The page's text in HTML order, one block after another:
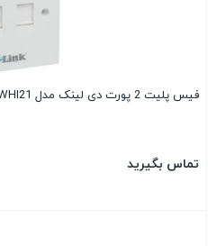
فیس پلیت 2 پورت دی لینک مدل D-Link NFP-0WHI21
تماس بگیرید